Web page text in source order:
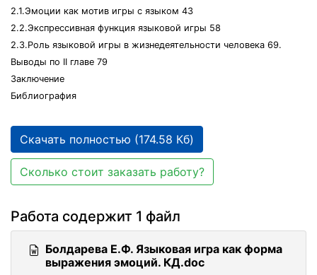
2.1.Эмоции как мотив игры с языком 43
2.2.Экспрессивная функция языковой игры 58
2.3.Роль языковой игры в жизнедеятельности человека 69.
Выводы по II главе 79
Заключение
Библиография
Скачать полностью (174.58 Кб)
Сколько стоит заказать работу?
Работа содержит 1 файл
Болдарева Е.Ф. Языковая игра как форма
выражения эмоций. КД.doc